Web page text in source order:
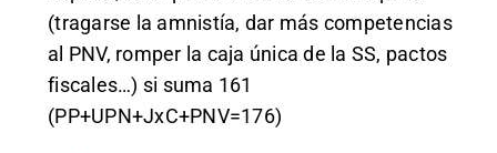
(tragarse la amnistía, dar más competencias
al PNV, romper la caja única de la SS, pactos
fiscales…) si suma 161
(PP+UPN+JxC+PNV=176)